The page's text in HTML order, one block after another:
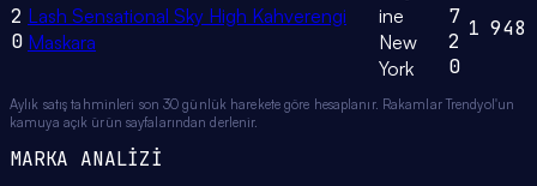
2
0
Lash Sensational Sky High Kahverengi
Maskara
ine
New
York
7
2
0
1 948
Aylık satış tahminleri son 30 günlük harekete göre hesaplanır. Rakamlar Trendyol'un
kamuya açık ürün sayfalarından derlenir.
MARKA ANALİZİ